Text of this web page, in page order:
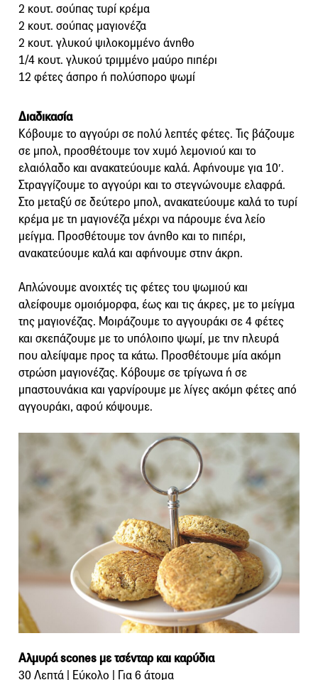
2 κουτ. σούπας τυρί κρέμα
2 κουτ. σούπας μαγιονέζα
2 κουτ. γλυκού ψιλοκομμένο άνηθο
1/4 κουτ. γλυκού τριμμένο μαύρο πιπέρι
12 φέτες άσπρο ή πολύσπορο ψωμί
Διαδικασία
Κόβουμε το αγγούρι σε πολύ λεπτές φέτες. Τις βάζουμε
σε μπολ, προσθέτουμε τον χυμό λεμονιού και το
ελαιόλαδο και ανακατεύουμε καλά. Αφήνουμε για 10′.
Στραγγίζουμε το αγγούρι και το στεγνώνουμε ελαφρά.
Στο μεταξύ σε δεύτερο μπολ, ανακατεύουμε καλά το τυρί
κρέμα με τη μαγιονέζα μέχρι να πάρουμε ένα λείο
μείγμα. Προσθέτουμε τον άνηθο και το πιπέρι,
ανακατεύουμε καλά και αφήνουμε στην άκρη.
Απλώνουμε ανοιχτές τις φέτες του ψωμιού και
αλείφουμε ομοιόμορφα, έως και τις άκρες, με το μείγμα
της μαγιονέζας. Μοιράζουμε το αγγουράκι σε 4 φέτες
και σκεπάζουμε με το υπόλοιπο ψωμί, με την πλευρά
που αλείψαμε προς τα κάτω. Προσθέτουμε μία ακόμη
στρώση μαγιονέζας. Κόβουμε σε τρίγωνα ή σε
μπαστουνάκια και γαρνίρουμε με λίγες ακόμη φέτες από
αγγουράκι, αφού κόψουμε.
Αλμυρά scones με τσένταρ και καρύδια
30 Λεπτά | Εύκολο | Για 6 άτομα